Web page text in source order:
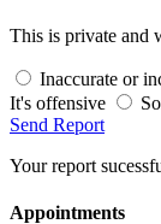
This is private and
Inaccurate or
It's offensive
Send Report
Your report
Appointments